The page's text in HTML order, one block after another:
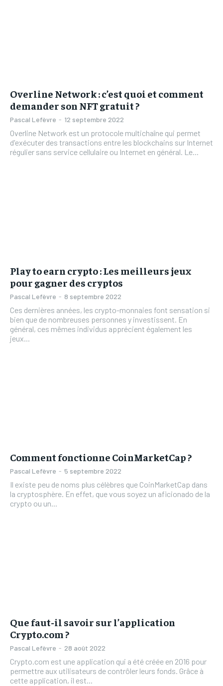
Overline Network : c’est quoi et comment
demander son NFT gratuit ?
Pascal Lefèvre - 12 septembre 2022
Overline Network est un protocole multichaîne qui permet
d'exécuter des transactions entre les blockchains sur Internet
régulier sans service cellulaire ou Internet en général. Le...
Play to earn crypto : Les meilleurs jeux
pour gagner des cryptos
Pascal Lefèvre - 8 septembre 2022
Ces dernières années, les crypto-monnaies font sensation si
bien que de nombreuses personnes y investissent. En
général, ces mêmes individus apprécient également les
jeux...
Comment fonctionne CoinMarketCap ?
Pascal Lefèvre - 5 septembre 2022
Il existe peu de noms plus célèbres que CoinMarketCap dans
la cryptosphère. En effet, que vous soyez un aficionado de la
crypto ou un...
Que faut-il savoir sur l’application
Crypto.com ?
Pascal Lefèvre - 28 août 2022
Crypto.com est une application qui a été créée en 2016 pour
permettre aux utilisateurs de contrôler leurs fonds. Grâce à
cette application, il est...